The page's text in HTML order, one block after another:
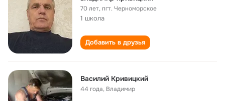
70 лет,пгт. Черноморское
1 школа
Добавить в друзья
Василий Кривицкий
44 года, Владимир